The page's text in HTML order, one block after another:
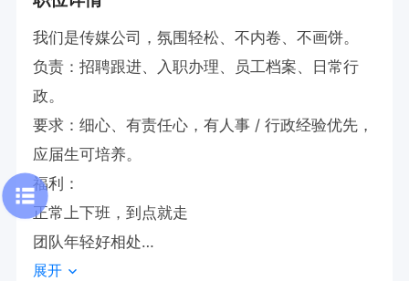
我们是传媒公司，氛围轻松、不内卷、不画饼。
负责：招聘跟进、入职办理、员工档案、日常行
政。
要求：细心、有责任心，有人事 / 行政经验优先，
应届生可培养。
福利：
正常上下班，到点就走
团队年轻好相处
薪资面议，能力强可谈
展开